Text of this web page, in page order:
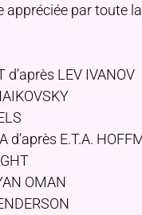
par toute
LEV IVANOV
d’après E.T.A.
OMAN